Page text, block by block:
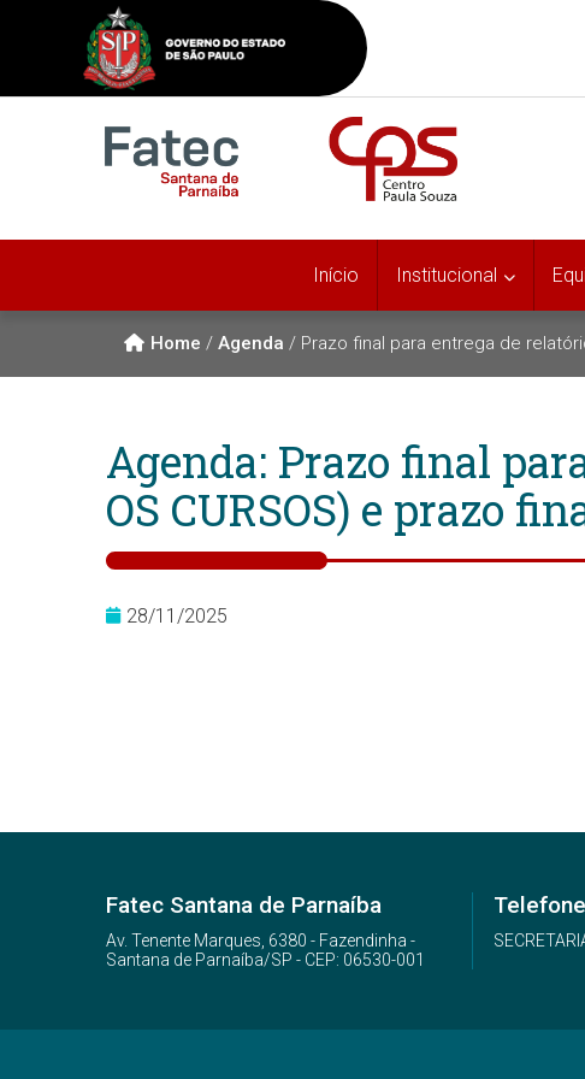
Início Institucional
Home / Agenda / Prazo final para entrega de
Agenda: Prazo final
OS CURSOS) e prazo
28/11/2025
Fatec Santana de Parnaíba
Av. Tenente Marques, 6380 - Fazendinha -
Santana de Parnaíba/SP - CEP: 06530-001